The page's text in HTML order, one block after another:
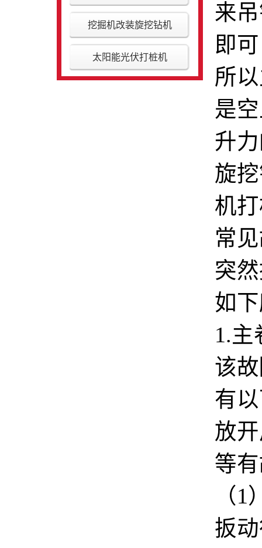
挖掘机改装旋挖钻机
太阳能光伏打桩机
来
即
所
是
升
旋
机
常
突
如
1.主
该
有
放
等
（1
扳